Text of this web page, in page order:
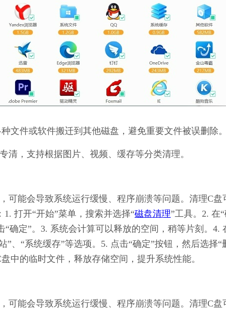
文件或软件搬迁到其他磁盘，避免重要文件被误删除。
清，支持根据图片、视频、缓存等分类清理。
可能会导致系统运行缓慢、程序崩溃等问题。清理C
打开“开始”菜单，搜索并选择“磁盘清理”工具。2. 在
“确定”。3. 系统会计算可以释放的空间，稍等片刻。4.
”、“系统缓存”等选项。5. 点击“确定”按钮，然后选择
中的临时文件，释放存储空间，提升系统性能。
可能会导致系统运行缓慢、程序崩溃等问题。清理C